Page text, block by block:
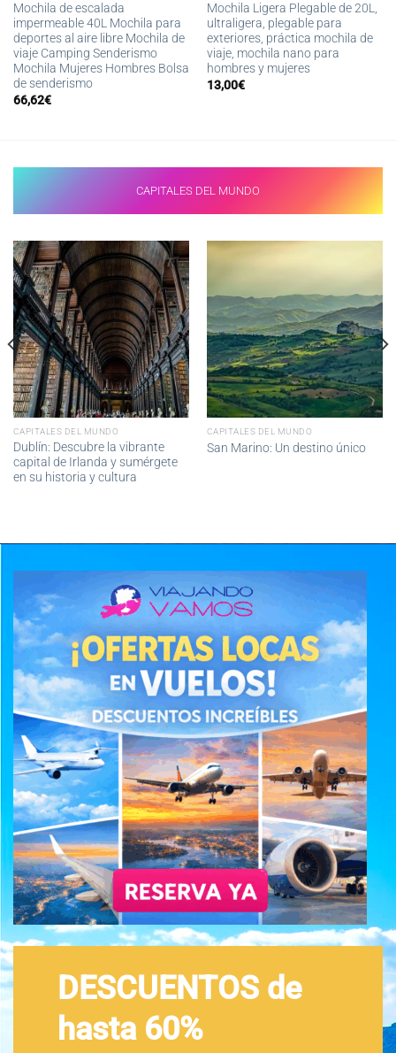
Mochila de escalada
impermeable 40L Mochila para
deportes al aire libre Mochila de
viaje Camping Senderismo
Mochila Mujeres Hombres Bolsa
de senderismo
66,62€
Mochila Ligera Plegable de 20L,
ultraligera, plegable para
exteriores, práctica mochila de
viaje, mochila nano para
hombres y mujeres
13,00€
CAPITALES DEL MUNDO
CAPITALES DEL MUNDO
Dublín: Descubre la vibrante
capital de Irlanda y sumérgete
en su historia y cultura
CAPITALES DEL MUNDO
San Marino: Un destino único
DESCUENTOS de
hasta 60%